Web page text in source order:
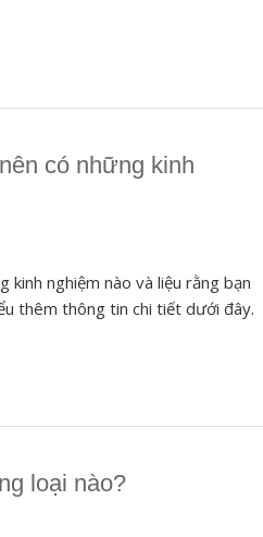
có những kinh
kinh nghiệm nào và liệu rằng bạn
thêm thông tin chi tiết dưới đây.
loại nào?